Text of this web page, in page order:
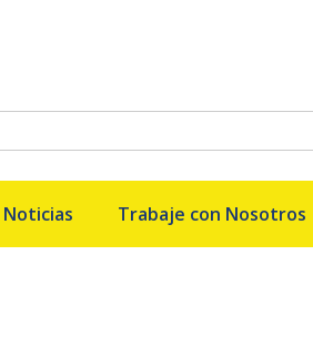
Noticias Trabaje con Nosotros